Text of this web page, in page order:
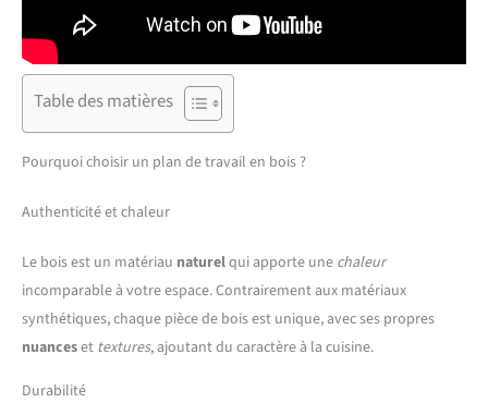
Table des matières
Pourquoi choisir un plan de travail en bois ?
Authenticité et chaleur
Le bois est un matériau naturelqui apporte une chaleur
incomparable à votre espace. Contrairement aux matériaux
synthétiques, chaque pièce de bois est unique, avec ses propres
nuanceset textures, ajoutant du caractère à la cuisine.
Durabilité